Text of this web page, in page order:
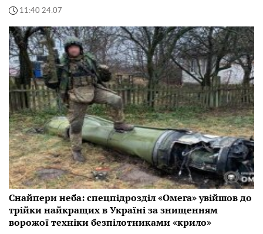
11:40 24.07
Снайпери неба: спецпідрозділ «Омега» увійшов до
трійки найкращих в Україні за знищенням
ворожої техніки безпілотниками «крило»